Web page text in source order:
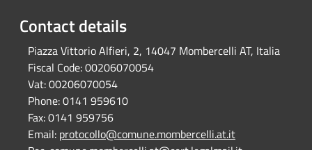
Contact details
Piazza Vittorio Alfieri, 2, 14047 Mombercelli AT, Italia
Fiscal Code:00206070054
Vat:00206070054
Phone:0141 959610
Fax:0141 959756
Email: protocollo@comune.mombercelli.at.it